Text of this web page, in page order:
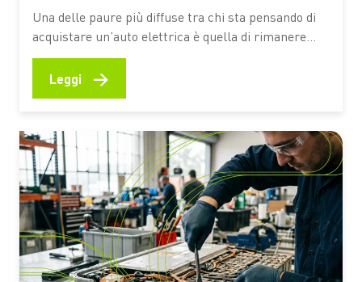
succede davvero
Una delle paure più diffuse tra chi sta pensando di
acquistare un’auto elettrica è quella di rimanere
improvvisamente senza energia durante un viaggio.
È una preoccupazione comprensibile: con un’auto a
immaginano scenari complicati e il…
Leggi →